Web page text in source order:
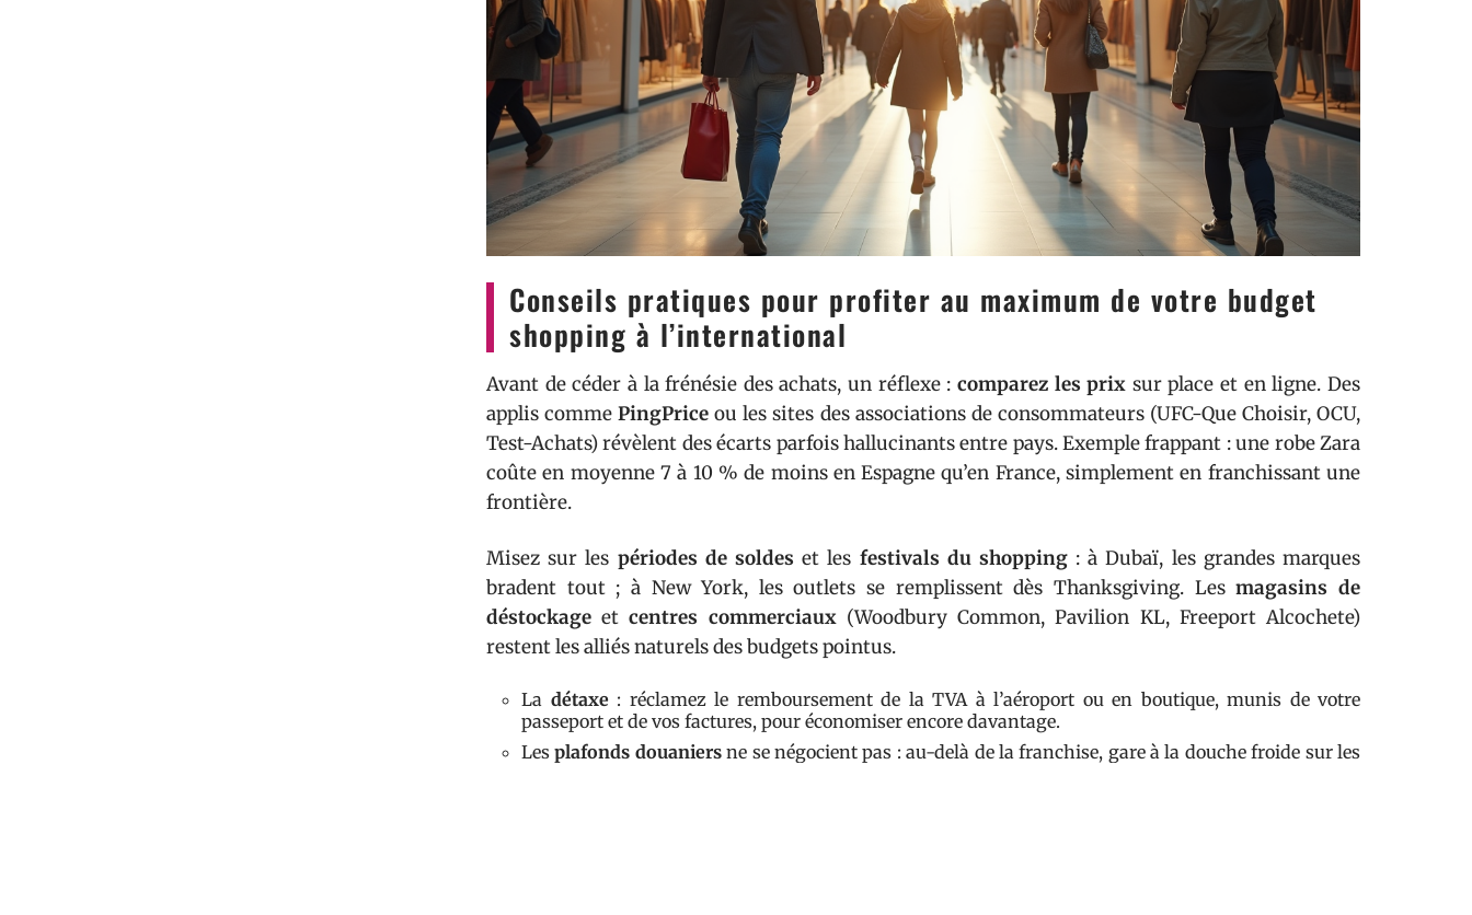
Conseils pratiques pour profiter au maximum de votre budget
shopping à l’international
Avant de céder à la frénésie des achats, un réflexe : comparez les prix sur place et en ligne. Des
applis commePingPrice ou les sites des associations de consommateurs (UFC-Que Choisir, OCU,
Test-Achats) révèlent des écarts parfois hallucinants entre pays. Exemple frappant : une robe Zara
coûte en moyenne 7 à 10 % de moins en Espagne qu’en France, simplement en franchissant une
frontière.
Misez sur les périodes de soldes et les festivals du shopping: à Dubaï, les grandes marques
bradent tout ; à New York, les outlets se remplissent dès Thanksgiving. Lesmagasins de
déstockage etcentres commerciaux(Woodbury Common, Pavilion KL, Freeport Alcochete)
restent les alliés naturels des budgets pointus.
La détaxe: réclamez le remboursement de la TVA à l’aéroport ou en boutique, munis de votre
passeport et de vos factures, pour économiser encore davantage.
Lesplafonds douaniersne se négocient pas : au-delà de la franchise, gare à la douche froide sur les